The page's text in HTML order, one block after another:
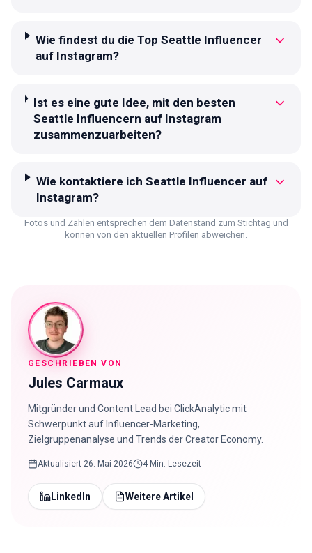
Wie findest du die Top Seattle Influencer
auf Instagram?
Ist es eine gute Idee, mit den besten
Seattle Influencern auf Instagram
zusammenzuarbeiten?
Wie kontaktiere ich Seattle Influencer auf
Instagram?
Fotos und Zahlen entsprechen dem Datenstand zum Stichtag und
können von den aktuellen Profilen abweichen.
GESCHRIEBEN VON
Jules Carmaux
Mitgründer und Content Lead bei ClickAnalytic mit
Schwerpunkt auf Influencer-Marketing,
Zielgruppenanalyse und Trends der Creator Economy.
Aktualisiert 26. Mai 2026 4 Min. Lesezeit
LinkedIn Weitere Artikel